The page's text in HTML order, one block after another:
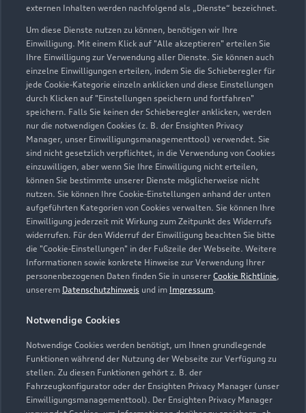
externen Inhalten werden nachfolgend als „Dienste“ bezeichnet.
Um diese Dienste nutzen zu können, benötigen wir Ihre
Einwilligung. Mit einem Klick auf "Alle akzeptieren" erteilen Sie
Ihre Einwilligung zur Verwendung aller Dienste. Sie können auch
einzelne Einwilligungen erteilen, indem Sie die Schieberegler für
jede Cookie-Kategorie einzeln anklicken und diese Einstellungen
durch Klicken auf "Einstellungen speichern und fortfahren"
speichern. Falls Sie keinen der Schieberegler anklicken, werden
nur die notwendigen Cookies (z. B. der Ensighten Privacy
Manager, unser Einwilligungsmanagementtool) verwendet. Sie
sind nicht gesetzlich verpflichtet, in die Verwendung von Cookies
einzuwilligen, aber wenn Sie Ihre Einwilligung nicht erteilen,
können Sie bestimmte unserer Dienste möglicherweise nicht
nutzen. Sie können Ihre Cookie-Einstellungen anhand der unten
aufgeführten Kategorien von Cookies verwalten. Sie können Ihre
Einwilligung jederzeit mit Wirkung zum Zeitpunkt des Widerrufs
widerrufen. Für den Widerruf der Einwilligung beachten Sie bitte
die "Cookie-Einstellungen" in der Fußzeile der Webseite. Weitere
Informationen sowie konkrete Hinweise zur Verwendung Ihrer
personenbezogenen Daten finden Sie in unserer Cookie Richtlinie,
unserem Datenschutzhinweis und im Impressum.
Notwendige Cookies
Notwendige Cookies werden benötigt, um Ihnen grundlegende
Funktionen während der Nutzung der Webseite zur Verfügung zu
stellen. Zu diesen Funktionen gehört z. B. der
Fahrzeugkonfigurator oder der Ensighten Privacy Manager (unser
Einwilligungsmanagementtool). Der Ensighten Privacy Manager
Audi Pflegemitteltasche
Sommer
Damit Ihr Audi auch im Sommer glänzt: die
passende Pflege in einer Tasche.
Zur Audi Shopping World
Lederpflege-Set